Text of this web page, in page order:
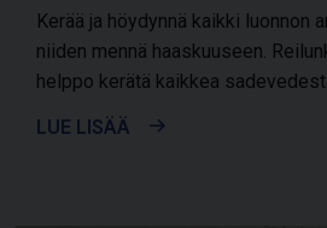
Kerää ja höydynnä kaikki luonnon
niiden mennä haaskuuseen.
helppo kerätä kaikkea
LUE LISÄÄ